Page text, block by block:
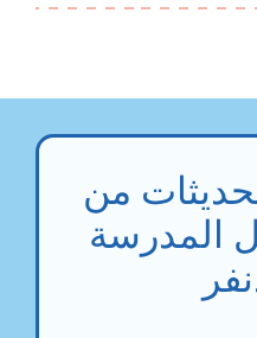
من
المدرسة